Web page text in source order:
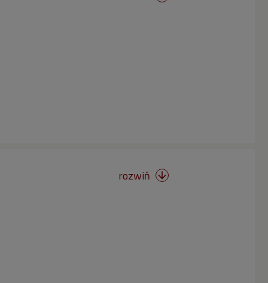
rozwiń 